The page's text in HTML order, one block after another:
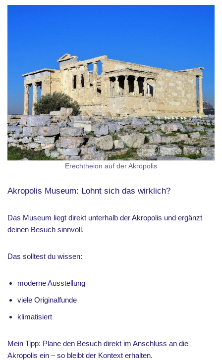
Erechtheion auf der Akropolis
Akropolis Museum: Lohnt sich das wirklich?
Das Museum liegt direkt unterhalb der Akropolis und ergänzt
deinen Besuch sinnvoll.
Das solltest du wissen:
moderne Ausstellung
viele Originalfunde
klimatisiert
Mein Tipp: Plane den Besuch direkt im Anschluss an die
Akropolis ein – so bleibt der Kontext erhalten.